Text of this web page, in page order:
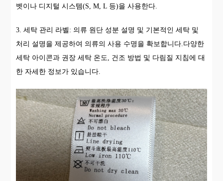
벳이나 디지털 시스템(S, M, L 등)을 사용한다.
3. 세탁 관리 라벨: 의류 원단 성분 설명 및 기본적인 세탁 및
처리 설명을 제공하여 의류의 사용 수명을 확보합니다.다양한
세탁 아이콘과 권장 세탁 온도, 건조 방법 및 다림질 지침에 대
한 자세한 정보가 있습니다.